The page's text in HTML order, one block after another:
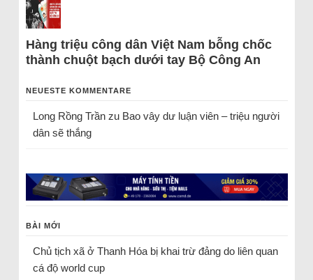
Hàng triệu công dân Việt Nam bỗng chốc
thành chuột bạch dưới tay Bộ Công An
NEUESTE KOMMENTARE
Long Rồng Trầnzu Bao vây dư luận viên – triệu người
dân sẽ thắng
BÀI MỚI
Chủ tịch xã ở Thanh Hóa bị khai trừ đảng do liên quan
cá độ world cup